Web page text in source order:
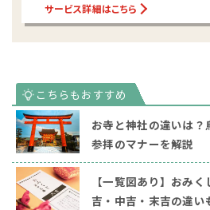
サービス詳細はこちら
お寺と神社の違いは
参拝のマナーを解説
【一覧図あり】おみ
吉・中吉・末吉の違い